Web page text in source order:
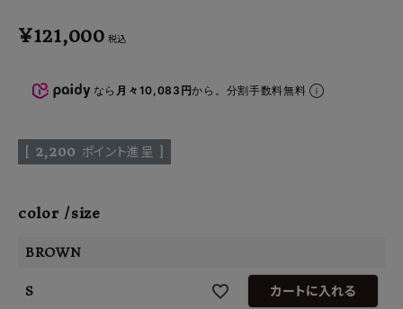
¥121,000 税込
なら 月々10,083円から。分割手数料無料
2,200 ポイント進呈 ]
color size
BROWN
S カートに入れる